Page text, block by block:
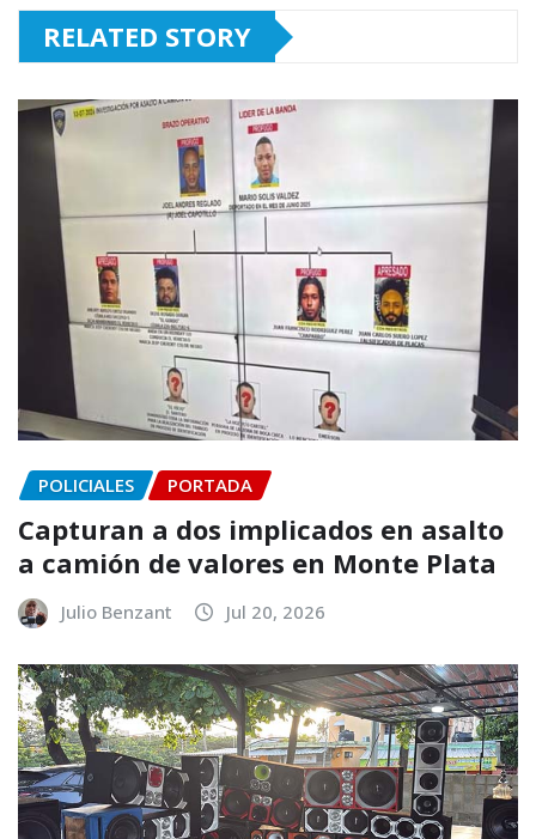
RELATED STORY
POLICIALES PORTADA
Capturan a dos implicados en asalto
a camión de valores en Monte Plata
Julio Benzant Jul 20, 2026